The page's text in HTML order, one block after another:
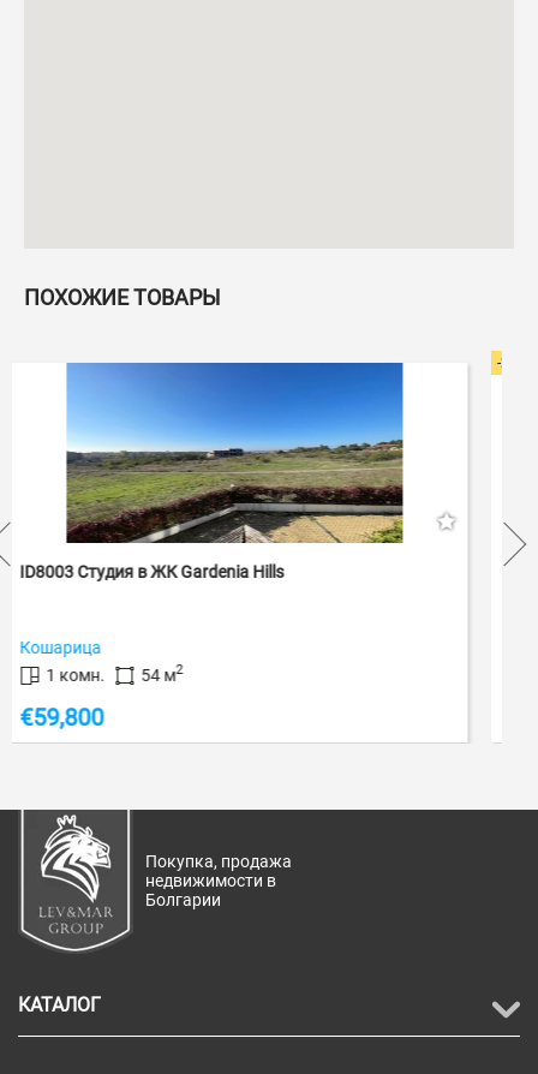
ПОХОЖИЕ ТОВАРЫ
-20%
ID7656 Двухкомнатная квартира в ЖК Vineya...
Ахелой
2 комн.
58 м
€59,900
Покупка, продажа
недвижимости в
Болгарии
КАТАЛОГ